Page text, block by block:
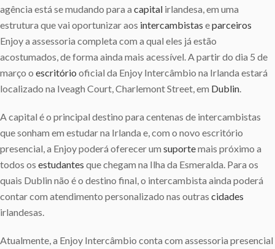
agência está se mudando para a capital irlandesa, em uma
estrutura que vai oportunizar aos intercambistas eparceiros
Enjoy a assessoria completa com a qual eles já estão
acostumados, de forma ainda mais acessível. A partir do dia 5 de
março o escritório oficial da Enjoy Intercâmbio na Irlanda estará
localizado na Iveagh Court, Charlemont Street, em Dublin
A capital é o principal destino para centenas de intercambistas
que sonham em estudar na Irlanda e, com o novo escritório
presencial, a Enjoy poderá oferecer um suportemais próximo a
todos os estudantes que chegam na Ilha da Esmeralda. Para os
quais Dublin não é o destino final, o intercambista ainda poderá
contar com atendimento personalizado nas outras cidades
irlandesas.
Atualmente, a Enjoy Intercâmbio conta com assessoria presencial